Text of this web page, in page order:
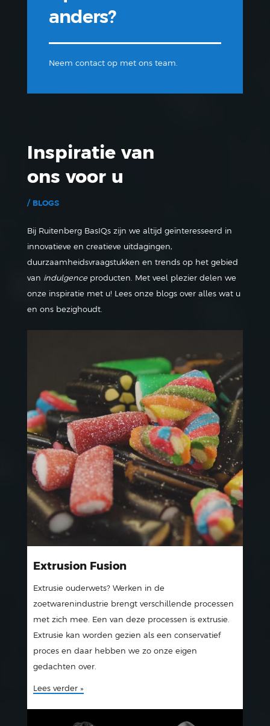
anders?
Neem contact op met ons team.
Inspiratie van
ons voor u
/ BLOGS
Bij Ruitenberg BasIQs zijn we altijd geïnteresseerd in
innovatieve en creatieve uitdagingen,
duurzaamheidsvraagstukken en trends op het gebied
van indulgenceproducten. Met veel plezier delen we
onze inspiratie met u! Lees onze blogs over alles wat u
en ons bezighoudt.
Extrusion Fusion
Extrusie ouderwets? Werken in de
zoetwarenindustrie brengt verschillende processen
met zich mee. Een van deze processen is extrusie.
Extrusie kan worden gezien als een conservatief
proces en daar hebben we zo onze eigen
gedachten over.
Lees verder »